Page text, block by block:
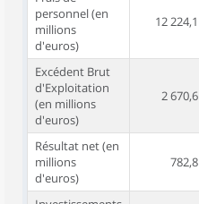
personnel (en
millions
d'euros)
12 224,1
Excédent Brut
d'Exploitation
(en millions
d'euros)
2 670,6
Résultat net (en
millions
d'euros)
782,8